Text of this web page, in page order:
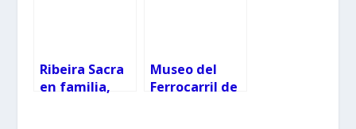
Ribeira Sacra
en familia,
Museo del
Ferrocarril de